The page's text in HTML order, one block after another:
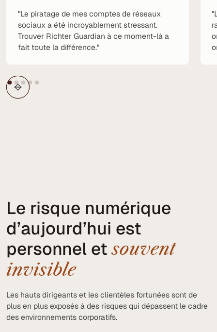
"Le piratage de mes comptes de réseaux
sociaux a été incroyablement stressant.
Trouver Richter Guardian à ce moment-là a
fait toute la différence."
Le risque numérique
d’aujourd’hui est
personnel etsouvent
invisible
Les hauts dirigeants et les clientèles fortunées sont de
plus en plus exposés à des risques qui dépassent le cadre
des environnements corporatifs.